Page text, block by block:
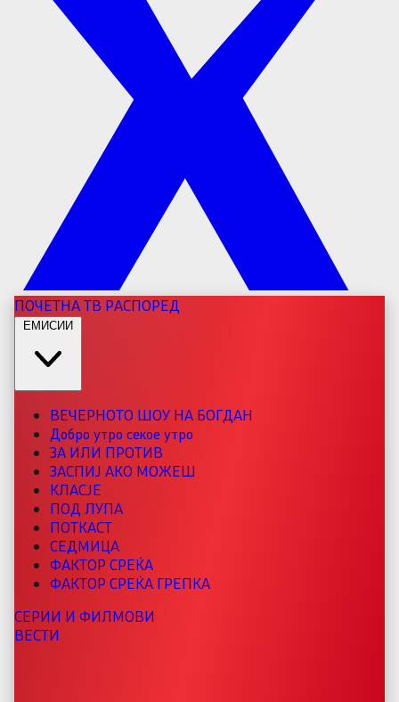
ПОЧЕТНАТВ РАСПОРЕД
ЕМИСИИ
ВЕЧЕРНОТО ШОУ НА БОГДАН
Добро утро секое утро
ЗА ИЛИ ПРОТИВ
ЗАСПИЈ АКО МОЖЕШ
КЛАСЈЕ
ПОД ЛУПА
ПОТКАСТ
СЕДМИЦА
ФАКТОР СРЕЌА
ФАКТОР СРЕЌА ГРЕПКА
СЕРИИ И ФИЛМОВИ
ВЕСТИ